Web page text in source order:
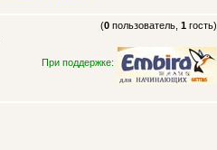
(0 пользователь,1 гость)
При поддержке: